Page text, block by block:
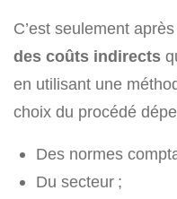
C’est seulement
des coûts indirects
en utilisant une
choix du procédé
Des normes
Du secteur ;